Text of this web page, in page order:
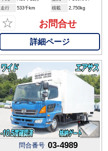
走行
533千km 積載 2,750kg
☆ お問合せ
詳細ページ
問合番号 03-4989